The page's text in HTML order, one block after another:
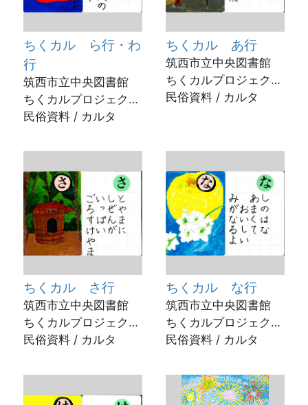
ちくカル ら行・わ
行
筑西市立中央図書館
ちくカルプロジェクト
/ 2023年
民俗資料 / カルタ
ちくカル あ行
筑西市立中央図書館
ちくカルプロジェクト
/ 2023年
民俗資料 / カルタ
ちくカル さ行
筑西市立中央図書館
ちくカルプロジェクト
/ 2023年
民俗資料 / カルタ
ちくカル な行
筑西市立中央図書館
ちくカルプロジェクト
/ 2023年
民俗資料 / カルタ